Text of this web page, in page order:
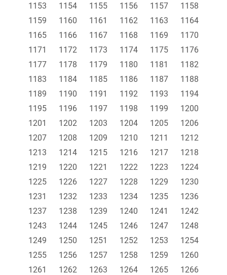
1153 1154 1155 1156 1157
1158
1159
1160 1161 1162 1163
1164
1165
1166 1167 1168 1169
1170
1171
1172 1173 1174 1175
1176
1177
1178 1179 1180 1181
1182
1183
1184 1185 1186 1187
1188
1189
1190 1191 1192 1193
1194
1195
1196 1197 1198 1199
1200
1201
1202 1203 1204 1205
1206
1207
1208 1209 1210 1211
1212
1213
1214 1215 1216 1217
1218
1219
1220 1221 1222 1223
1224
1225
1226 1227 1228 1229
1230
1231
1232 1233 1234 1235
1236
1237
1238 1239 1240 1241
1242
1243
1244 1245 1246 1247
1248
1249
1250 1251 1252 1253
1254
1255
1256 1257 1258 1259
1260
1261
1262 1263 1264 1265
1266